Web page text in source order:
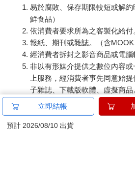
易於腐敗、保存期限較短或解
鮮食品）
依消費者要求所為之客製化給付
報紙、期刊或雜誌。（含MOOK
經消費者拆封之影音商品或電腦
非以有形媒介提供之數位內容
上服務，經消費者事先同意始
子雜誌、下載版軟體、虛擬商品
已拆封之個人衛生用品。（如
刀…等）
若非上列種類商品，均享有到貨7
立即結帳
預計 2026/08/10 出貨